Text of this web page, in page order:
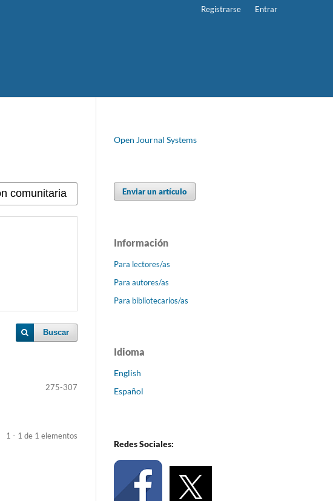
Registrarse Entrar
Buscar
275-307
1 - 1 de 1 elementos
Open Journal Systems
Enviar un artículo
Información
Para lectores/as
Para autores/as
Para bibliotecarios/as
Idioma
English
Español
Redes Sociales: